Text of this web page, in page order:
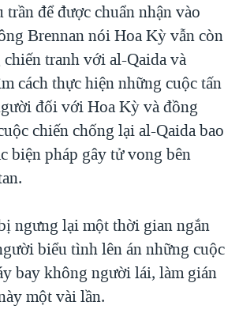
để được chuẩn nhận vào
Brennan nói Hoa Kỳ vẫn còn
tranh với al-Qaida và
cách thực hiện những cuộc tấn
đối với Hoa Kỳ và đồng
chiến chống lại al-Qaida bao
biện pháp gây tử vong bên
ngưng lại một thời gian ngắn
biểu tình lên án những cuộc
bay không người lái, làm gián
một vài lần.